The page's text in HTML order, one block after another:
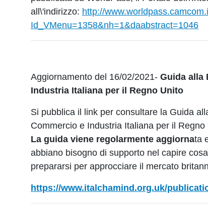
all\'indirizzo: http://
Id_VMenu=1358&nh=1&daabstract=1046
Aggiornamento del 16/02/2021- Guida alla
Industria Italiana per il Regno Unito
Si pubblica il link per consultare la Guida
Commercio e Industria Italiana per il Regno
La guida viene regolarmente aggiornata
abbiano bisogno di supporto nel capire
prepararsi per approcciare il mercato
https://www.italchamind.org.uk/